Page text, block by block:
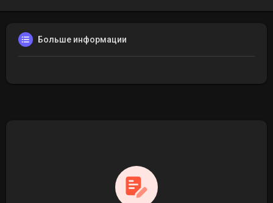
Больше информации